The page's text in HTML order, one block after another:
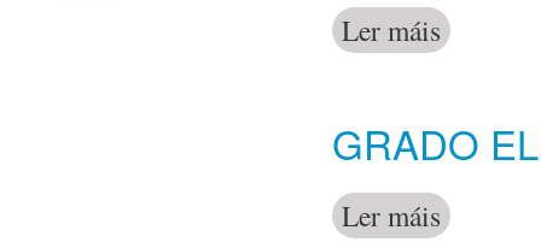
Ler máis acerca de
GRADO
Ler máis acerca de